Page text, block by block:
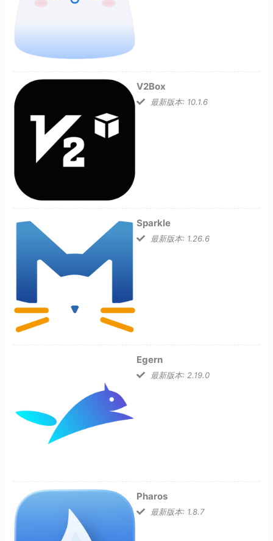
V2Box
最新版本: 10.1.6
Sparkle
最新版本: 1.26.6
Egern
最新版本: 2.19.0
Pharos
最新版本: 1.8.7